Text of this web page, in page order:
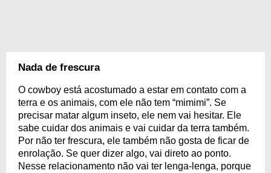
Nada de frescura
O cowboy está acostumado a estar em contato com a
terra e os animais, com ele não tem “mimimi”. Se
precisar matar algum inseto, ele nem vai hesitar. Ele
sabe cuidar dos animais e vai cuidar da terra também.
Por não ter frescura, ele também não gosta de ficar de
enrolação. Se quer dizer algo, vai direto ao ponto.
Nesse relacionamento não vai ter lenga-lenga, porque